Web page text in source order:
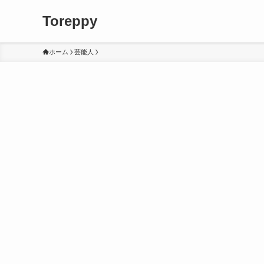
Toreppy
ホーム 芸能人